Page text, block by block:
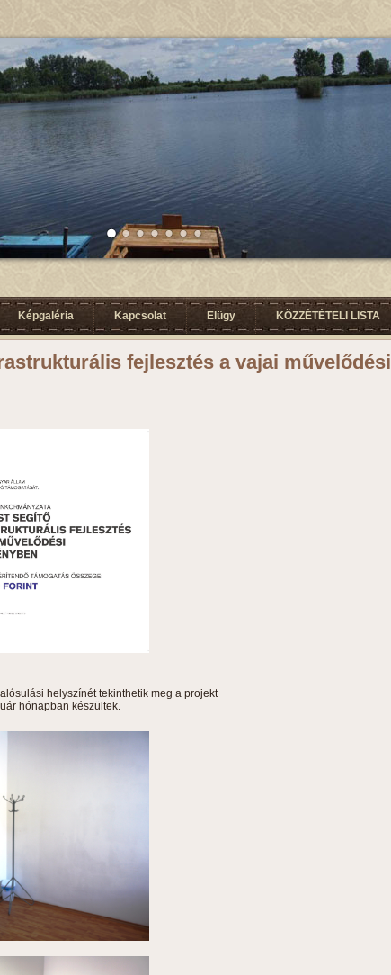
Képgaléria Kapcsolat Elügy KÖZZÉTÉTELI LISTA
fejlesztés a vajai művelődési
helyszínét tekinthetik meg a projekt
hónapban készültek.